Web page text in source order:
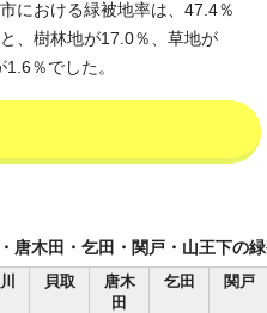
における緑被地率は、47.4％
、樹林地が17.0％、草地が
％でした。
唐木田・乞田・関戸・山王下の
貝取
唐木
田
乞田 関戸